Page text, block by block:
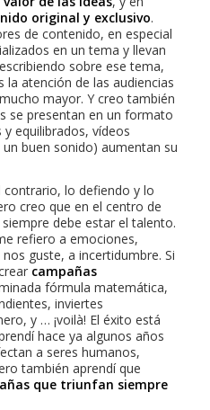
original y exclusivo.
de contenido, en especial
en un tema y llevan
sobre ese tema,
atención de las audiencias
mayor. Y creo también
se presentan en un formato
equilibrados, vídeos
buen sonido) aumentan su
contrario, lo defiendo y lo
creo que en el centro de
debe estar el talento.
refiero a emociones,
guste, a incertidumbre. Si
campañas
fórmula matemática,
inviertes
y … ¡voilà! El éxito está
hace ya algunos años
a seres humanos,
también aprendí que
que triunfan siempre